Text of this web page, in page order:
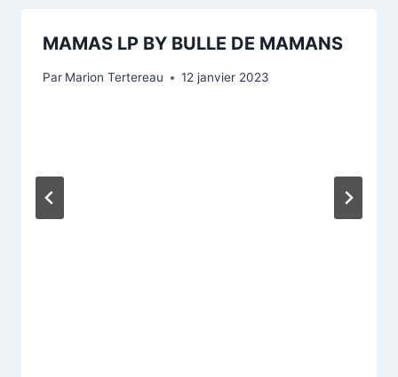
MAMAS LP BY BULLE DE MAMANS
Par Marion Tertereau 12 janvier 2023